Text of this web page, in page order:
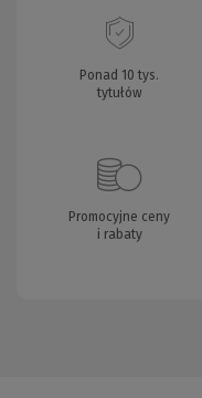
Ponad 10 tys.
tytułów
Promocyjne ceny
i rabaty